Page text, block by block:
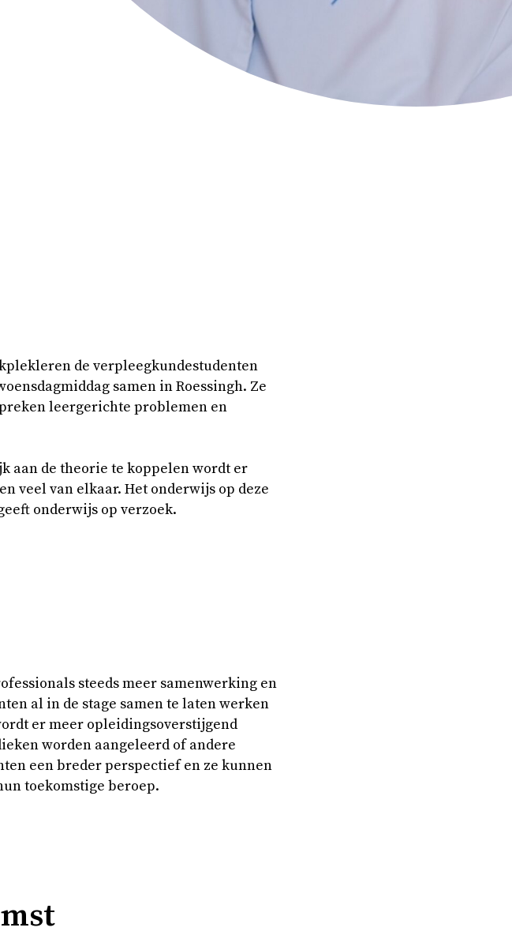
de verpleegkundestudenten
samen in Roessingh. Ze
leergerichte problemen en
aan de theorie te koppelen wordt er
veel van elkaar. Het onderwijs op deze
onderwijs op verzoek.
steeds meer samenwerking en
al in de stage samen te laten werken
er meer opleidingsoverstijgend
worden aangeleerd of andere
een breder perspectief en ze kunnen
toekomstige beroep.